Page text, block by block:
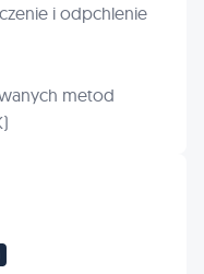
i odpchlenie
metod